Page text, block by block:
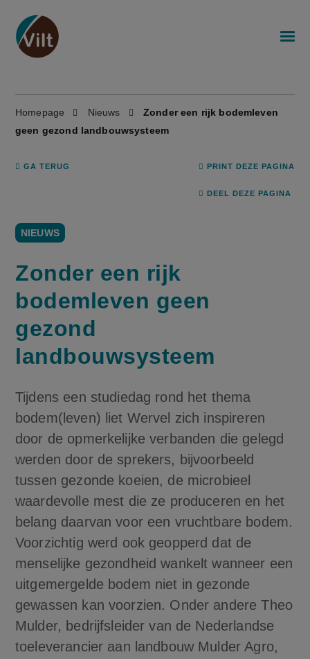
Homepage Nieuws
Zonder een rijk bodemleven
geen gezond landbouwsysteem
GA TERUG PRINT DEZE PAGINA
DEEL DEZE PAGINA
NIEUWS
Zonder een rijk
bodemleven geen
gezond
landbouwsysteem
Tijdens een studiedag rond het thema
bodem(leven) liet Wervel zich inspireren
door de opmerkelijke verbanden die gelegd
werden door de sprekers, bijvoorbeeld
tussen gezonde koeien, de microbieel
waardevolle mest die ze produceren en het
belang daarvan voor een vruchtbare bodem.
Voorzichtig werd ook geopperd dat de
menselijke gezondheid wankelt wanneer een
uitgemergelde bodem niet in gezonde
gewassen kan voorzien. Onder andere Theo
Mulder, bedrijfsleider van de Nederlandse
toeleverancier aan landbouw Mulder Agro,